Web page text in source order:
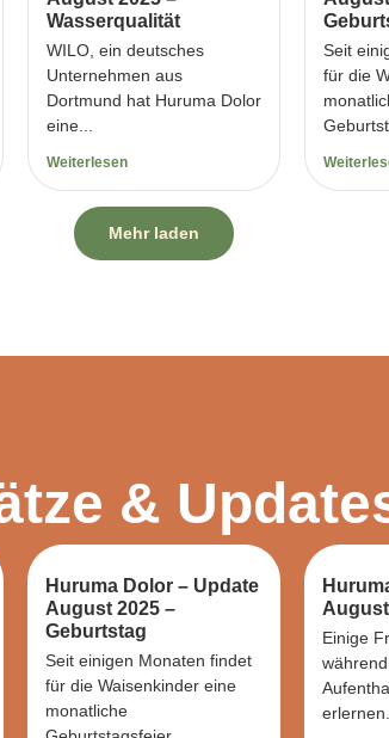
Wasserqualität
WILO, ein deutsches
Unternehmen aus
Dortmund hat Huruma Dolor
eine...
Weiterlesen
Seit
für die
Mehr laden
&
Huruma Dolor – Update
August 2025 –
Geburtstag
Seit einigen Monaten findet
für die Waisenkinder eine
monatliche
Einige
erlernen.